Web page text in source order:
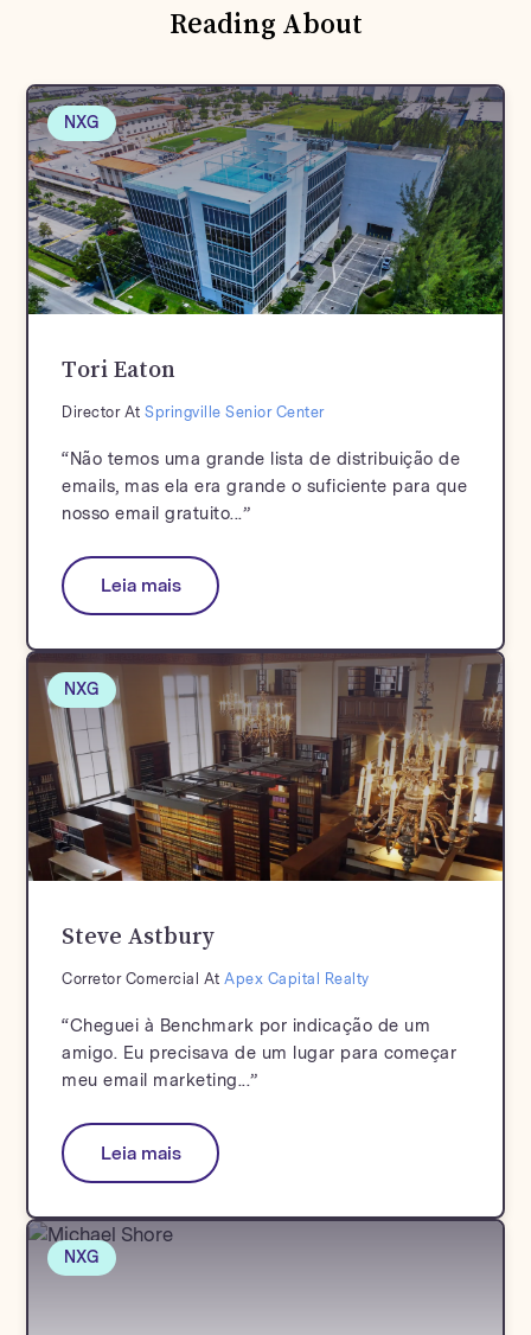
Reading About
NXG
Tori Eaton
Director AtSpringville Senior Center
“Não temos uma grande lista de distribuição de
emails, mas ela era grande o suficiente para que
nosso email gratuito...”
Leia mais
NXG
Steve Astbury
Corretor Comercial AtApex Capital Realty
“Cheguei à Benchmark por indicação de um
amigo. Eu precisava de um lugar para começar
meu email marketing...”
Leia mais
NXG